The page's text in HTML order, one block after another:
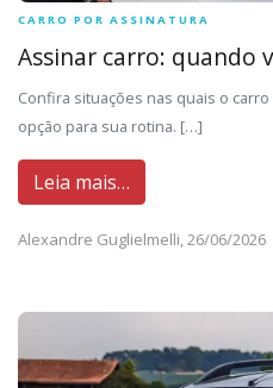
CARRO POR ASSINATURA
Assinar carro: quando
Confira situações nas quais o
opção para sua rotina. […]
Leia mais…
Alexandre Guglielmelli, 26/06/2026